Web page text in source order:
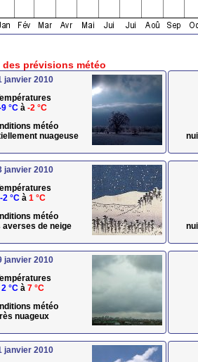
prévisions météo
janvier 2010
°C à -2 °C
météo
nuageuse
janvier 2010
-2 °C à 1 °C
météo
averses de neige
janvier 2010
2 °C à 7 °C
météo
nuageux
janvier 2010